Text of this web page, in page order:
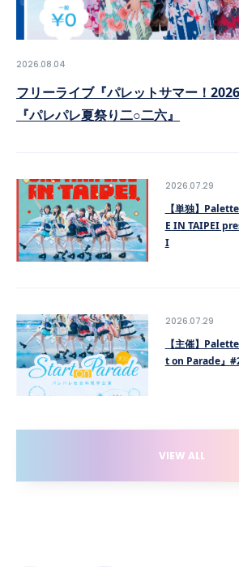
VIDEO
CONTACT
2026.08.04
フリーライブ『パレットサマー！
『パレパレ夏祭り二○二六』
2026.07.29
【単独】
E IN TAIPEI
I
2026.07.29
【主催】
t on Parade』
VIEW ALL